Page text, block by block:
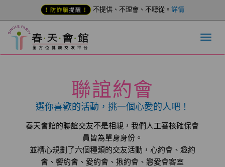
不提供、不理會、不聽從。 詳情
聯誼約會
選你喜歡的活動，挑一個心愛的人吧！
春天會館的聯誼交友不是相親，我們人工審核確保會
員皆為單身身份。
並精心規劃了六個種類的交友活動，心約會、趣約
會、饗約會、愛約會、揪約會、戀愛會客室